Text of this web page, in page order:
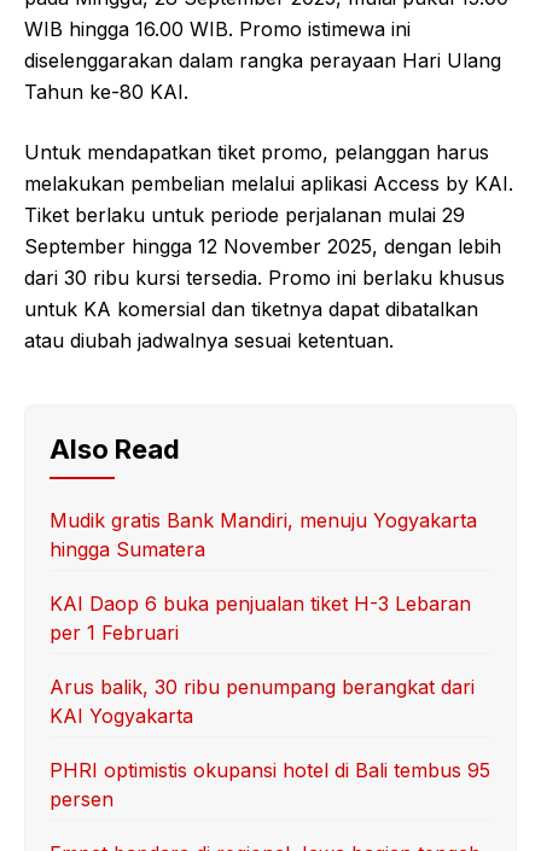
WIB hingga 16.00 WIB. Promo istimewa ini
diselenggarakan dalam rangka perayaan Hari Ulang
Tahun ke-80 KAI.
Untuk mendapatkan tiket promo, pelanggan harus
melakukan pembelian melalui aplikasi Access by KAI.
Tiket berlaku untuk periode perjalanan mulai 29
September hingga 12 November 2025, dengan lebih
dari 30 ribu kursi tersedia. Promo ini berlaku khusus
untuk KA komersial dan tiketnya dapat dibatalkan
atau diubah jadwalnya sesuai ketentuan.
Also Read
Mudik gratis Bank Mandiri, menuju Yogyakarta
hingga Sumatera
KAI Daop 6 buka penjualan tiket H-3 Lebaran
per 1 Februari
Arus balik, 30 ribu penumpang berangkat dari
KAI Yogyakarta
PHRI optimistis okupansi hotel di Bali tembus 95
persen